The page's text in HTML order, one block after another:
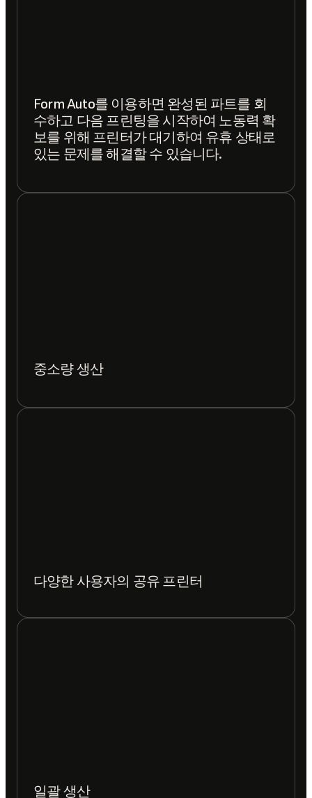
Form Auto를 이용하면 완성된 파트를 회
수하고 다음 프린팅을 시작하여 노동력 확
보를 위해 프린터가 대기하여 유휴 상태로
있는 문제를 해결할 수 있습니다.
중소량 생산
다양한 사용자의 공유 프린터
일괄 생산